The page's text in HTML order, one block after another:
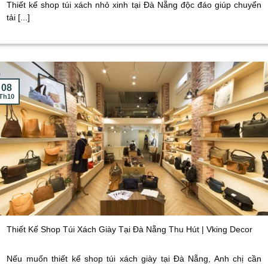
Thiết kế shop túi xách nhỏ xinh tại Đà Nẵng độc đáo giúp chuyển
tải [...]
Thiết Kế Shop Túi Xách Giày Tại Đà Nẵng Thu Hút | Vking Decor
Nếu muốn thiết kế shop túi xách giày tại Đà Nẵng, Anh chị cần
08